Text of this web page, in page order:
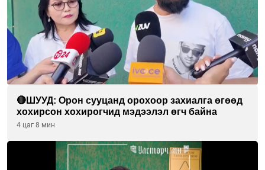
🔴ШУУД: Орон сууцанд орохоор захиалга өгөөд
хохирсон хохирогчид мэдээлэл өгч байна
4 цаг 8 мин